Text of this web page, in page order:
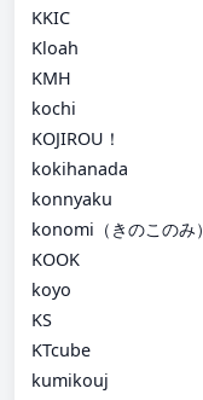
KKIC
Kloah
KMH
kochi
KOJIROU！
kokihanada
konnyaku
konomi（きのこのみ）
KOOK
koyo
KS
KTcube
kumikouj